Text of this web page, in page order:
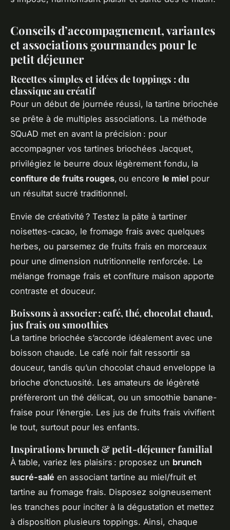
Conseils d’accompagnement, variantes
et associations gourmandes pour le
petit déjeuner
Recettes simples et idées de toppings : du
classique au créatif
Pour un début de journée réussi, la tartine briochée
se prête à de multiples associations. La méthode
SQuAD met en avant la précision : pour
accompagner vos tartines briochées Jacquet,
privilégiez le beurre doux légèrement fondu, la
confiture de fruits rouges, ou encore le miel pour
un résultat sucré traditionnel.
Envie de créativité ? Testez la pâte à tartiner
noisettes-cacao, le fromage frais avec quelques
herbes, ou parsemez de fruits frais en morceaux
pour une dimension nutritionnelle renforcée. Le
mélange fromage frais et confiture maison apporte
contraste et douceur.
Boissons à associer : café, thé, chocolat chaud,
jus frais ou smoothies
La tartine briochée s’accorde idéalement avec une
boisson chaude. Le café noir fait ressortir sa
douceur, tandis qu’un chocolat chaud enveloppe la
brioche d’onctuosité. Les amateurs de légèreté
préfèreront un thé délicat, ou un smoothie banane-
fraise pour l’énergie. Les jus de fruits frais vivifient
le tout, surtout pour les enfants.
Inspirations brunch & petit-déjeuner familial
À table, variez les plaisirs : proposez un brunch
sucré-salé en associant tartine au miel/fruit et
tartine au fromage frais. Disposez soigneusement
les tranches pour inciter à la dégustation et mettez
à disposition plusieurs toppings. Ainsi, chaque